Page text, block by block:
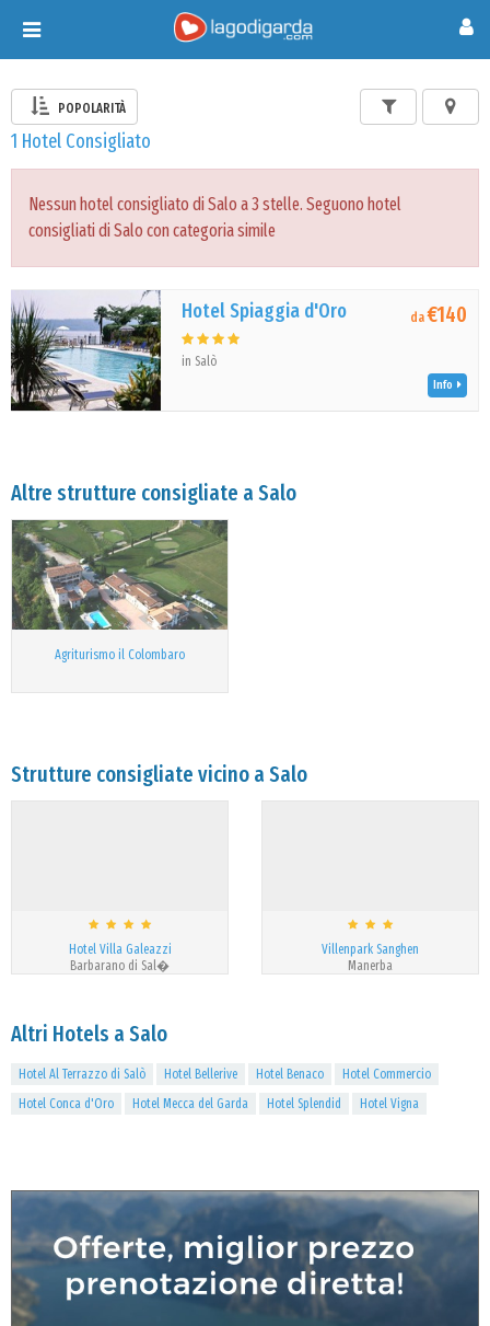
Toggle
navigation
POPOLARITÀ
1 Hotel Consigliato
Nessun hotel consigliato di Salo a 3 stelle. Seguono hotel
consigliati di Salo con categoria simile
Hotel Spiaggia d'Oro
in Salò
da€140
Info
Altre strutture consigliate a Salo
Agriturismo il Colombaro
Strutture consigliate vicino a Salo
Hotel Villa Galeazzi
Barbarano di Sal�
Villenpark Sanghen
Manerba
Altri Hotels a Salo
Hotel Al Terrazzo di Salò Hotel Bellerive Hotel Benaco
Hotel Commercio
Hotel Conca d'Oro
Hotel Mecca del Garda Hotel Splendid Hotel Vigna